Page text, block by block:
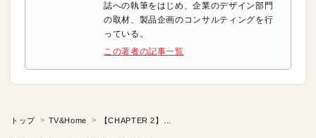
誌への執筆をはじめ、企業のデザイン部門
の取材、製品企画のコンサルティングを行
っている。
この著者の記事一覧
トップ TV&Home